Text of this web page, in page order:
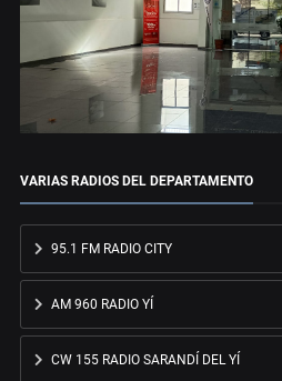
VARIAS RADIOS DEL DEPARTAMENTO
95.1 FM RADIO CITY
AM 960 RADIO YÍ
CW 155 RADIO SARANDÍ DEL YÍ